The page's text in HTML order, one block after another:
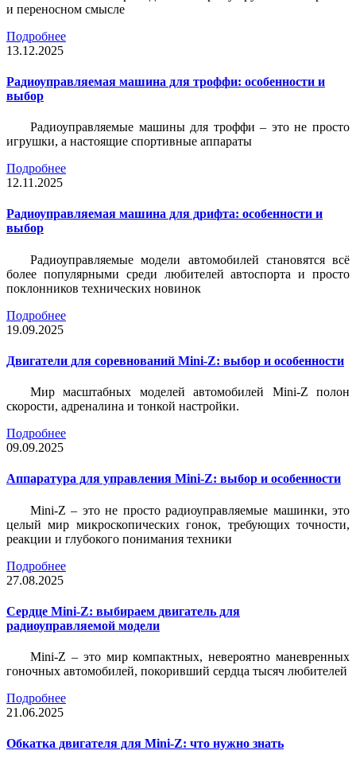
и переносном смысле
Подробнее
13.12.2025
Радиоуправляемая машина для троффи: особенности и
выбор
Радиоуправляемые машины для троффи – это не просто
игрушки, а настоящие спортивные аппараты
Подробнее
12.11.2025
Радиоуправляемая машина для дрифта: особенности и
выбор
Радиоуправляемые модели автомобилей становятся всё
более популярными среди любителей автоспорта и просто
поклонников технических новинок
Подробнее
19.09.2025
Двигатели для соревнований Mini-Z: выбор и особенности
Мир масштабных моделей автомобилей Mini-Z полон
скорости, адреналина и тонкой настройки.
Подробнее
09.09.2025
Аппаратура для управления Mini-Z: выбор и особенности
Mini-Z – это не просто радиоуправляемые машинки, это
целый мир микроскопических гонок, требующих точности,
реакции и глубокого понимания техники
Подробнее
27.08.2025
Сердце Mini-Z: выбираем двигатель для
радиоуправляемой модели
Mini-Z – это мир компактных, невероятно маневренных
гоночных автомобилей, покоривший сердца тысяч любителей
Подробнее
21.06.2025
Обкатка двигателя для Mini-Z: что нужно знать